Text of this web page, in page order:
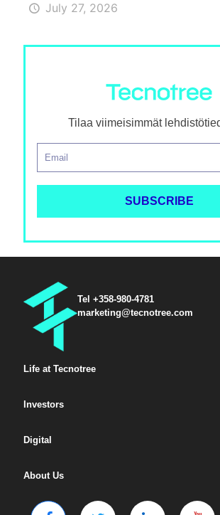
July 27, 2026
Tilaa viimeisimmät
Tel +358-980-4781
marketing@tecnotree.com
Life at Tecnotree
Investors
Digital
About Us